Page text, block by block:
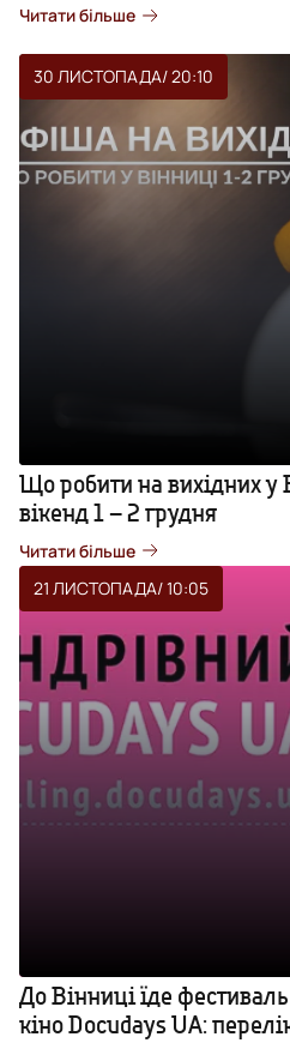
Читати більше
30 ЛИСТОПАДА/ 20:10
Що робити на вихідних у
вікенд 1 – 2 грудня
Читати більше
21 ЛИСТОПАДА/ 10:05
До Вінниці їде
кіно Docudays UA: